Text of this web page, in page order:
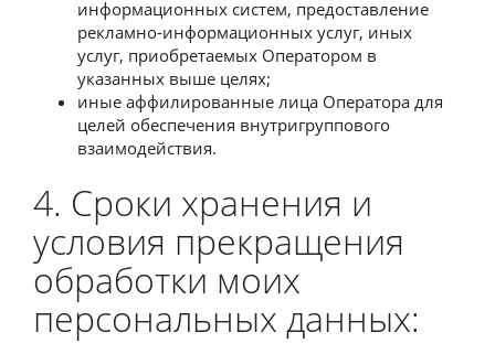
информационных систем, предоставление
рекламно-информационных услуг, иных
услуг, приобретаемых Оператором в
указанных выше целях;
иные аффилированные лица Оператора для
целей обеспечения внутригруппового
взаимодействия.
4. Сроки хранения и
условия прекращения
обработки моих
персональных данных: